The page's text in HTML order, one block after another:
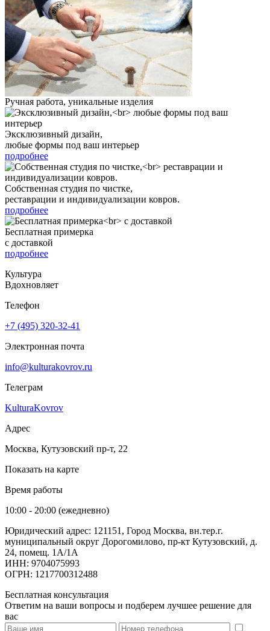
Ручная работа, уникальные изделия
Эксклюзивный дизайн,
любые формы под ваш интерьер
подробнее
Собственная студия по чистке,
реставрации и индивидуализации ковров.
подробнее
Бесплатная примерка
с доставкой
подробнее
Культура
Вдохновляет
Телефон
+7 (495) 320-32-41
Электронная почта
info@kulturakovrov.ru
Телеграм
KulturaKovrov
Адрес
Москва, Кутузовский пр-т, 22
Показать на карте
Время работы
10:00 - 20:00 (ежедневно)
Юридический адрес: 121151, Город Москва, вн.тер.г.
муниципальный округ Дорогомилово, пр-кт Кутузовский, д.
24, помещ. 1А/1А
ИНН: 9704075993
ОГРН: 1217700312488
Бесплатная консультация
Ответим на ваши вопросы и подберем лучшее решение для
вас